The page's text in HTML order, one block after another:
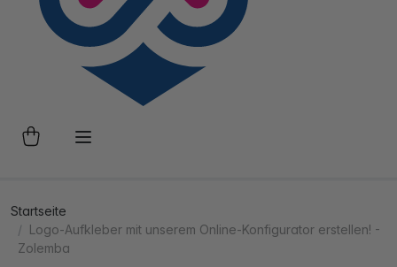
Startseite
Logo-Aufkleber mit unserem Online-Konfigurator erstellen! -
Zolemba